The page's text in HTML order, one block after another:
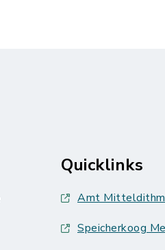
Quicklinks
Amt
Speicherkoog